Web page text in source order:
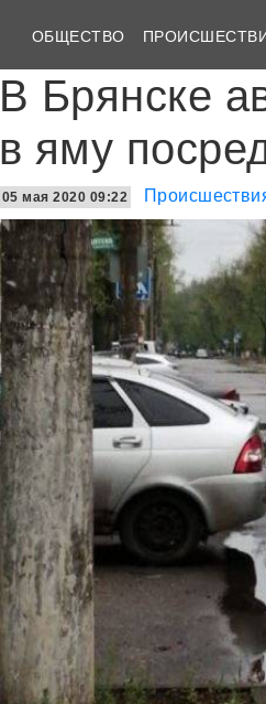
ОБЩЕСТВО
В Брянске
в яму
05 мая 2020 09:22